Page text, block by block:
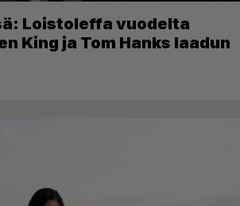
Loistoleffa vuodelta
King ja Tom Hanks laadun